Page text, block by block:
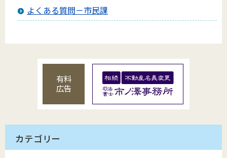
よくある質問－市民課
有料
広告
カテゴリー